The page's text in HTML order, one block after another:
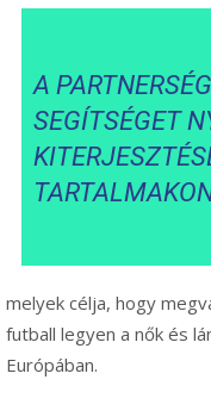
A
SEGÍTSÉGET
melyek célja, hogy
futball legyen a nők és
Európában.